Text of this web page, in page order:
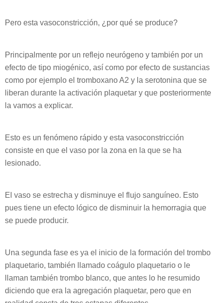
Pero esta vasoconstricción, ¿por qué se produce?
Principalmente por un reflejo neurógeno y también por un
efecto de tipo miogénico, así como por efecto de sustancias
como por ejemplo el tromboxano A2 y la serotonina que se
liberan durante la activación plaquetar y que posteriormente
la vamos a explicar.
Esto es un fenómeno rápido y esta vasoconstricción
consiste en que el vaso por la zona en la que se ha
lesionado.
El vaso se estrecha y disminuye el flujo sanguíneo. Esto
pues tiene un efecto lógico de disminuir la hemorragia que
se puede producir.
Una segunda fase es ya el inicio de la formación del trombo
plaquetario, también llamado coágulo plaquetario o le
llaman también trombo blanco, que antes lo he resumido
diciendo que era la agregación plaquetar, pero que en